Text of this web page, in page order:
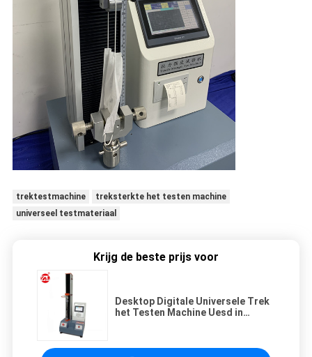
trektestmachine
treksterkte het testen machine
universeel testmateriaal
Krijg de beste prijs voor
Desktop Digitale Universele Trek
het Testen Machine Uesd in